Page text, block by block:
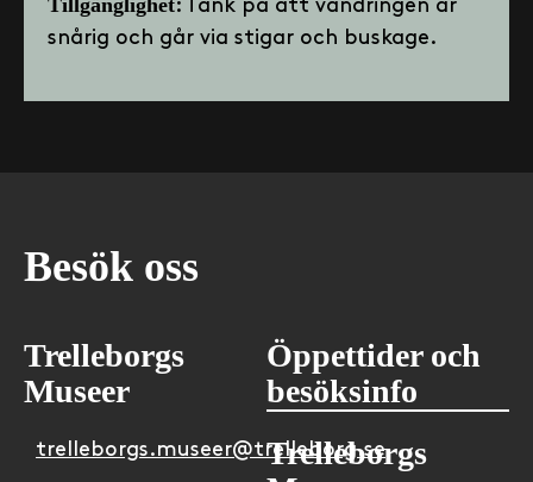
Tillgänglighet: Tänk på att vandringen är
snårig och går via stigar och buskage.
Besök oss
Trelleborgs
Museer
trelleborgs.museer@trelleborg.se
Öppettider och
besöksinfo
Trelleborgs